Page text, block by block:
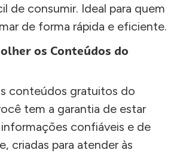
de consumir. Ideal para quem
de forma rápida e eficiente.
os Conteúdos do
conteúdos gratuitos do
tem a garantia de estar
confiáveis e de
criadas para atender às